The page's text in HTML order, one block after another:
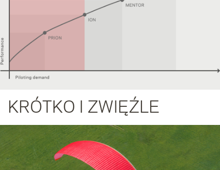
KRÓTKO I ZWIĘŹLE